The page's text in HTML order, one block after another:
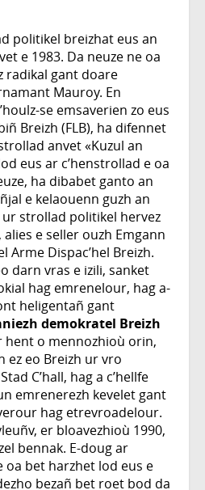
politikel breizhat eus an
e 1983. Da neuze ne oa
radikal gant doare
Mauroy. En
se emsaverien zo eus
Breizh (FLB), ha difennet
anvet «Kuzul an
eus ar c’henstrollad e oa
ha dibabet ganto an
e kelaouenn guzh an
ur strollad politikel hervez
e seller ouzh Emgann
Arme Dispac’hel Breizh.
darn vras e izili, sanket
hag emrenelour, hag a-
heligentañ gant
demokratel Breizh
hent o mennozhioù orin,
ez eo Breizh ur vro
C’hall, hag a c’hellfe
emrenerezh kevelet gant
hag etrevroadelour.
er bloavezhioù 1990,
bennak. E-doug ar
oa bet harzhet lod eus e
bezañ bet roet bod da